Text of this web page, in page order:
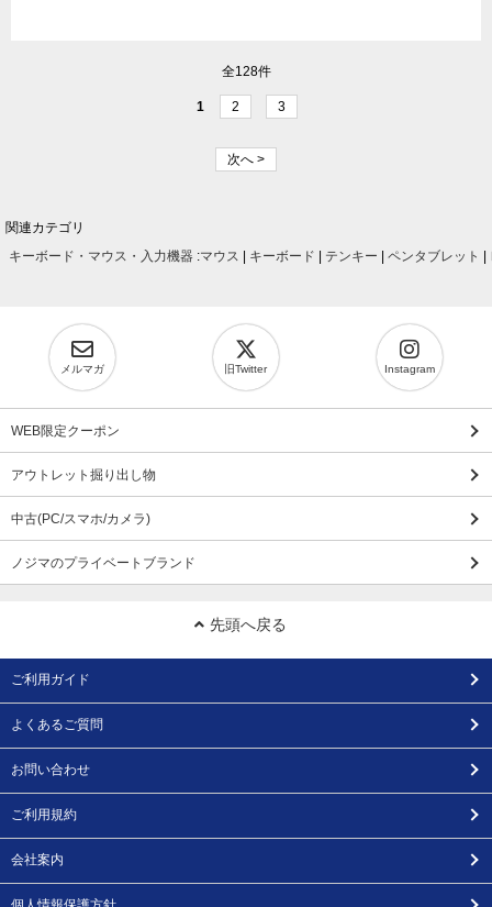
全128件
1 2 3
次へ >
関連カテゴリ
キーボード・マウス・入力機器 :マウス キーボード テンキー ペンタブレット
メルマガ 旧Twitter Instagram
WEB限定クーポン
アウトレット掘り出し物
中古(PC/スマホ/カメラ)
ノジマのプライベートブランド
先頭へ戻る
ご利用ガイド
よくあるご質問
お問い合わせ
ご利用規約
会社案内